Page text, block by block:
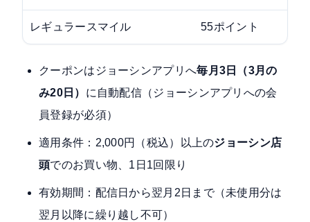
レギュラースマイル 55ポイント
クーポンはジョーシンアプリへ毎月3日（3月の
み20日） に自動配信（ジョーシンアプリへの会
員登録が必須）
適用条件：2,000円（税込）以上のジョーシン店
頭でのお買い物、1日1回限り
有効期間：配信日から翌月2日まで（未使用分は
翌月以降に繰り越し不可）